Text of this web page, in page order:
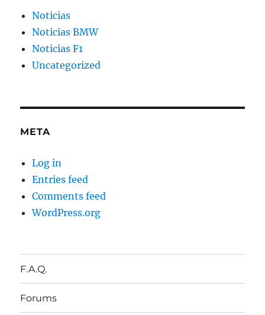
Noticias
Noticias BMW
Noticias F1
Uncategorized
META
Log in
Entries feed
Comments feed
WordPress.org
F.A.Q.
Forums